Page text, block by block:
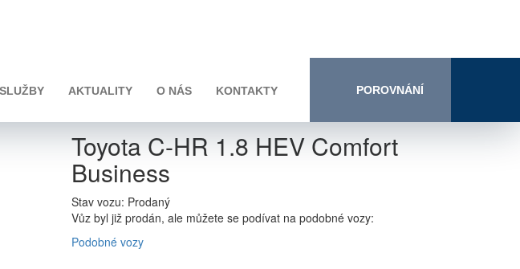
SLUŽBY AKTUALITY O NÁS KONTAKTY POROVNÁNÍ
Toyota C-HR 1.8 HEV Comfort
Business
Stav vozu: Prodaný
Vůz byl již prodán, ale můžete se podívat na podobné vozy:
Podobné vozy